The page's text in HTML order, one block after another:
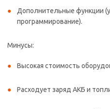
Дополнительные функции
программирование).
Минусы:
Высокая стоимость
Расходует заряд АКБ и